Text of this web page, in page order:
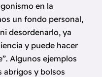
en la
un fondo personal,
desordenarlo, ya
y puede hacer
Algunos ejemplos
abrigos y bolsos